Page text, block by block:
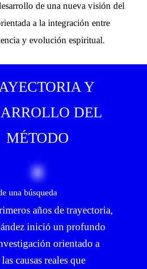
de una nueva visión del
a la integración entre
y evolución espiritual.
Y
DEL
MÉTODO
una búsqueda
años de trayectoria,
inició un profundo
orientado a
causas reales que